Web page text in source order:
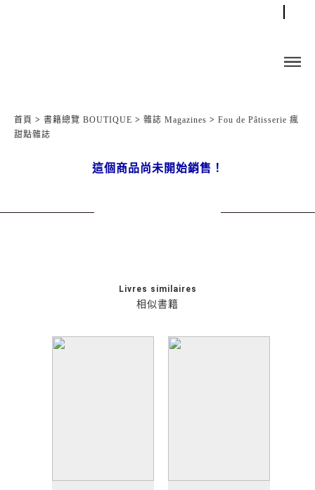
首頁 > 書籍總覽 BOUTIQUE > 雜誌 Magazines > Fou de Pâtisserie 瘋
甜點雜誌
這個商品尚未開始銷售！
相似書籍
Livres similaires